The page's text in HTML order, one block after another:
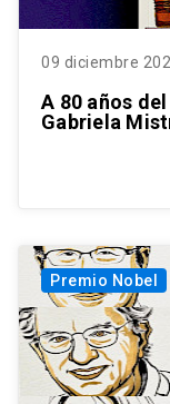
09 diciembre
A 80 años
Gabriela
Premio Nobel